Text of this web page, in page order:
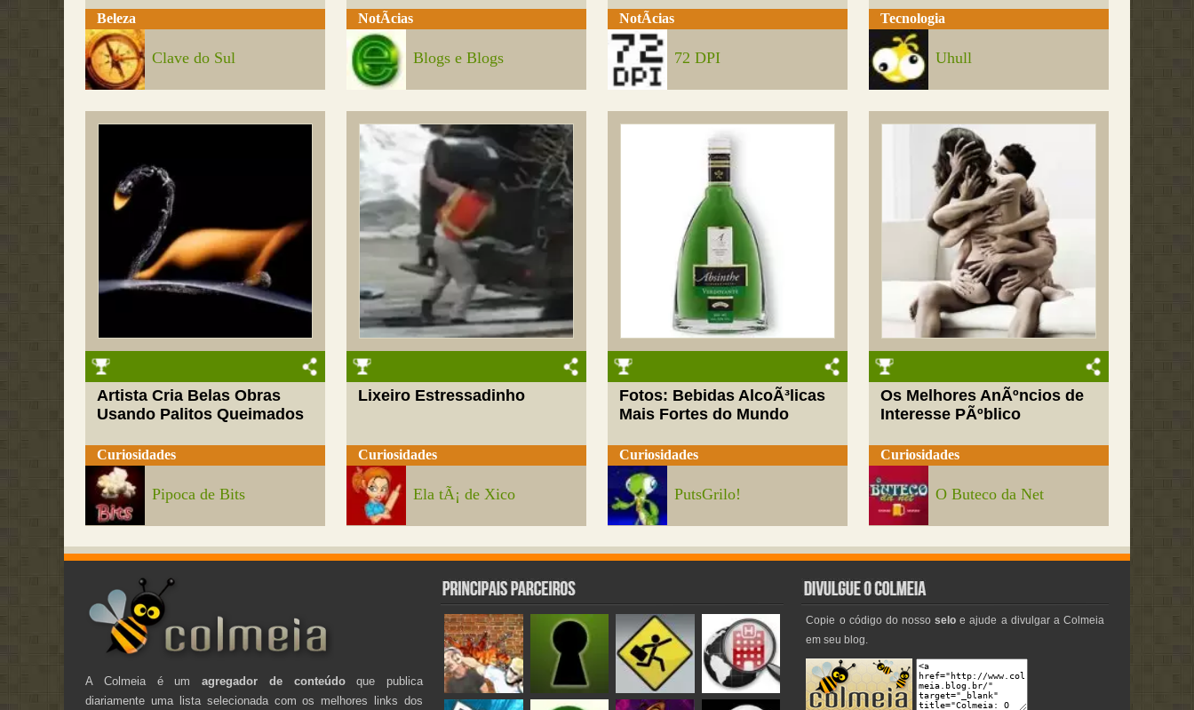
Beleza
Clave do Sul
NotÃ­cias
Blogs e Blogs
NotÃ­cias
72 DPI
Tecnologia
Uhull
Artista Cria Belas Obras
Usando Palitos Queimados
Curiosidades
Pipoca de Bits
Lixeiro Estressadinho
Curiosidades
Ela tÃ¡ de Xico
Fotos: Bebidas AlcoÃ³licas
Mais Fortes do Mundo
Curiosidades
PutsGrilo!
Os Melhores AnÃºncios de
Interesse PÃºblico
Curiosidades
O Buteco da Net
A Colmeia é umagregador de conteúdoque publica
diariamente uma lista selecionada com os melhores links dos
Copie o código do nossoselo e ajude a divulgar a Colmeia
em seu blog.